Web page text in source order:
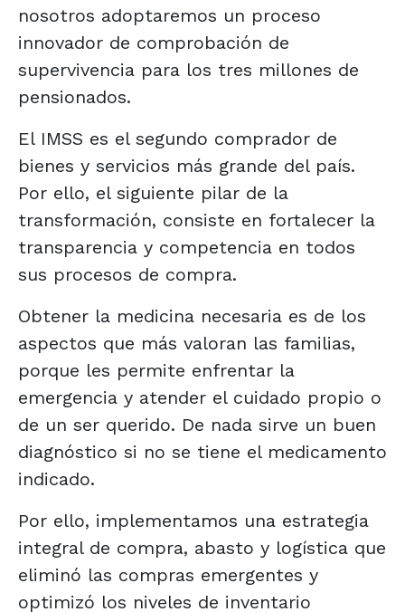
nosotros adoptaremos un proceso
innovador de comprobación de
supervivencia para los tres millones de
pensionados.
El IMSS es el segundo comprador de
bienes y servicios más grande del país.
Por ello, el siguiente pilar de la
transformación, consiste en fortalecer la
transparencia y competencia en todos
sus procesos de compra.
Obtener la medicina necesaria es de los
aspectos que más valoran las familias,
porque les permite enfrentar la
emergencia y atender el cuidado propio o
de un ser querido. De nada sirve un buen
diagnóstico si no se tiene el medicamento
indicado.
Por ello, implementamos una estrategia
integral de compra, abasto y logística que
eliminó las compras emergentes y
optimizó los niveles de inventario